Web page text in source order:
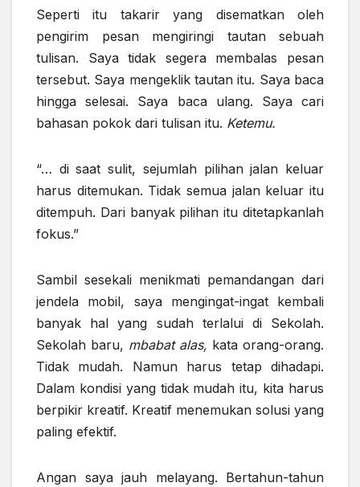
Seperti itu takarir yang disematkan oleh
pengirim pesan mengiringi tautan sebuah
tulisan. Saya tidak segera membalas pesan
tersebut. Saya mengeklik tautan itu. Saya baca
hingga selesai. Saya baca ulang. Saya cari
bahasan pokok dari tulisan itu. Ketemu.
“… di saat sulit, sejumlah pilihan jalan keluar
harus ditemukan. Tidak semua jalan keluar itu
ditempuh. Dari banyak pilihan itu ditetapkanlah
fokus.”
Sambil sesekali menikmati pemandangan dari
jendela mobil, saya mengingat-ingat kembali
banyak hal yang sudah terlalui di Sekolah.
Sekolah baru, mbabat alas, kata orang-orang.
Tidak mudah. Namun harus tetap dihadapi.
Dalam kondisi yang tidak mudah itu, kita harus
berpikir kreatif. Kreatif menemukan solusi yang
paling efektif.
Angan saya jauh melayang. Bertahun-tahun